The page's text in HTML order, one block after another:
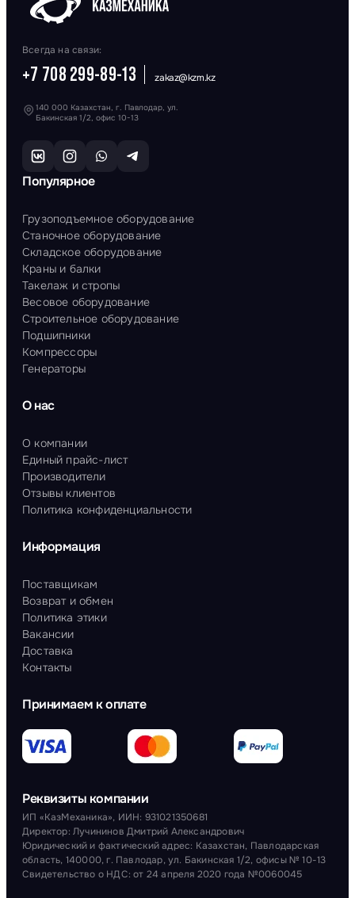
Всегда на связи:
+7 708 299-89-13 zakaz@kzm.kz
140 000 Казахстан, г. Павлодар, ул.
Бакинская 1/2, офис 10-13
Популярное
Грузоподъемное оборудование
Станочное оборудование
Складское оборудование
Краны и балки
Такелаж и стропы
Весовое оборудование
Строительное оборудование
Подшипники
Компрессоры
Генераторы
О нас
О компании
Единый прайс-лист
Производители
Отзывы клиентов
Политика конфиденциальности
Информация
Поставщикам
Возврат и обмен
Политика этики
Вакансии
Доставка
Контакты
Принимаем к оплате
Реквизиты компании
ИП «КазМеханика», ИИН: 931021350681
Директор: Лучининов Дмитрий Александрович
Юридический и фактический адрес: Казахстан, Павлодарская
область, 140000, г. Павлодар, ул. Бакинская 1/2, офисы № 10-13
Свидетельство о НДС: от 24 апреля 2020 года №0060045